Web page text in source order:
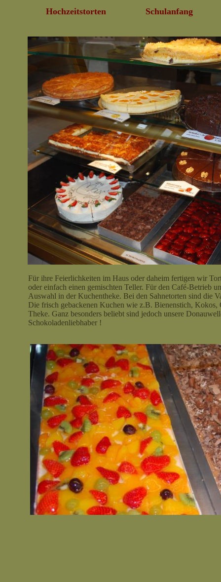
Hochzeitstorten Schulanfang
Für ihre Feierlichkeiten im Haus oder daheim fertigen wir
oder einfach einen gemischten Teller. Für den Café-Betrieb
Auswahl in der Kuchentheke. Bei den Sahnetorten sind die
Die frisch gebackenen Kuchen wie z.B. Bienenstich,
Theke. Ganz besonders beliebt sind jedoch unsere
Schokoladenliebhaber !